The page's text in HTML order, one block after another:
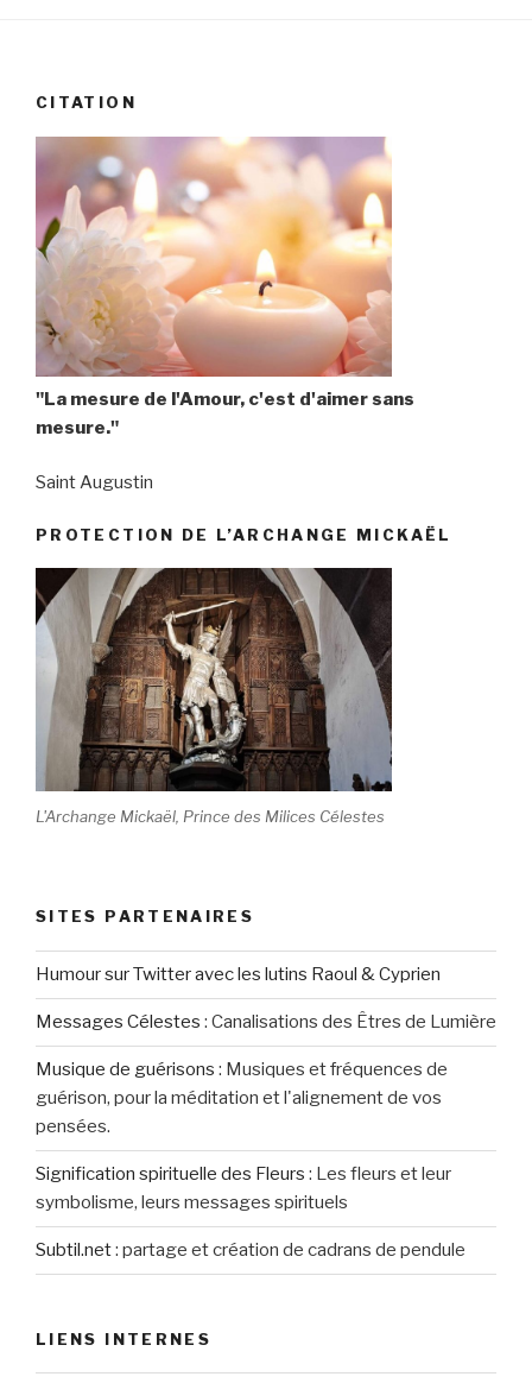
CITATION
"La mesure de l'Amour, c'est d'aimer sans
mesure."
Saint Augustin
PROTECTION DE L’ARCHANGE MICKAËL
L'Archange Mickaël, Prince des Milices Célestes
SITES PARTENAIRES
Humour sur Twitter avec les lutins Raoul & Cyprien
Messages Célestes : Canalisations des Êtres de Lumière
Musique de guérisons : Musiques et fréquences de
guérison, pour la méditation et l'alignement de vos
pensées.
Signification spirituelle des Fleurs : Les fleurs et leur
symbolisme, leurs messages spirituels
Subtil.net: partage et création de cadrans de pendule
LIENS INTERNES